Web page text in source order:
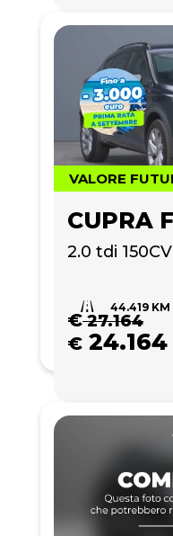
VALORE
CUPRA
2.0 tdi
44.419 KM
€27.164
€ 24.164